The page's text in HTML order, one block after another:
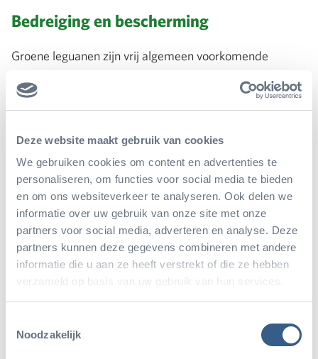
Deze website maakt gebruik van cookies
We gebruiken cookies om content en advertenties te
personaliseren, om functies voor social media te bieden
en om ons websiteverkeer te analyseren. Ook delen we
informatie over uw gebruik van onze site met onze
partners voor social media, adverteren en analyse. Deze
partners kunnen deze gegevens combineren met andere
informatie die u aan ze heeft verstrekt of die ze hebben
verzameld op basis van uw gebruik van hun services.
Noodzakelijk
Bedreiging en bescherming
Groene leguanen zijn vrij algemeen voorkomende
dieren. In veel landen worden ze gevangen om hun
vlees. In sommige streken van Midden-Amerika wordt
leggen; dan heb je de eieren en het vlees in één keer. Op
drachtige dieren jagen is uiteraard een nogal
kortzichtige omgang met natuurlijke hulpbronnen, want
op die manier kan een populatie bijzonder slecht
herstellen omdat de jonge aanwas ontbreekt.